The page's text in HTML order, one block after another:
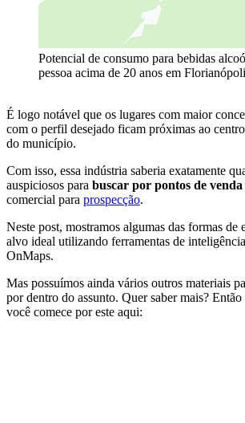
Potencial de consumo para bebidas
pessoa acima de 20 anos em
É logo notável que os lugares com maior
com o perfil desejado ficam próximas ao
do município.
Com isso, essa indústria saberia exatamente
auspiciosos para buscar por pontos de venda
comercial para prospecção.
Neste post, mostramos algumas das formas
alvo ideal utilizando ferramentas de
OnMaps.
Mas possuímos ainda vários outros materiais
por dentro do assunto. Quer saber mais?
você comece por este aqui: